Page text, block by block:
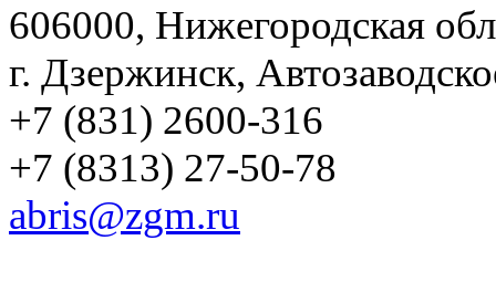
606000, Нижегородская
г. Дзержинск,
+7 (831) 2600-316
+7 (8313) 27-50-78
abris@zgm.ru